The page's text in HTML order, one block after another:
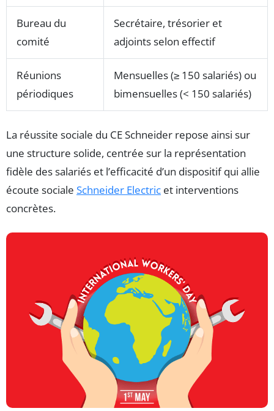
Bureau du
comité
Secrétaire, trésorier et
adjoints selon effectif
Réunions
périodiques
Mensuelles (≥ 150 salariés) ou
bimensuelles (< 150 salariés)
La réussite sociale du CE Schneider repose ainsi sur
une structure solide, centrée sur la représentation
fidèle des salariés et l’efficacité d’un dispositif qui allie
écoute sociale Schneider Electric et interventions
concrètes.